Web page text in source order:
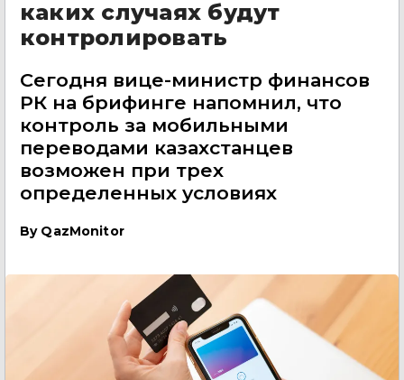
каких случаях будут
контролировать
Сегодня вице-министр финансов
РК на брифинге напомнил, что
контроль за мобильными
переводами казахстанцев
возможен при трех
определенных условиях
By QazMonitor